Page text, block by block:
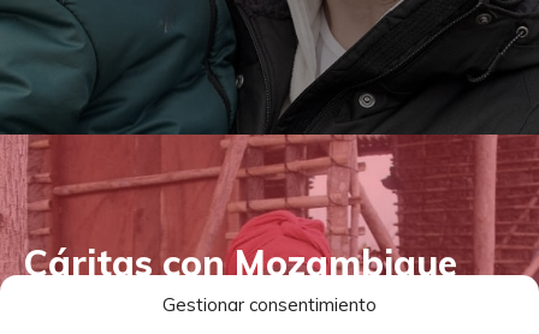
Gestionar consentimiento
Cáritas con Mozambique